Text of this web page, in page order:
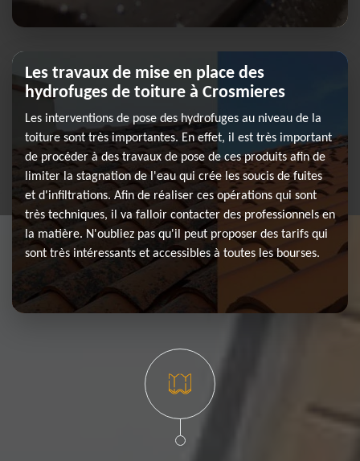
Les travaux de mise en place des
hydrofuges de toiture à Crosmieres
Les interventions de pose des hydrofuges au niveau de la
toiture sont très importantes. En effet, il est très important
de procéder à des travaux de pose de ces produits afin de
limiter la stagnation de l'eau qui crée les soucis de fuites
et d'infiltrations. Afin de réaliser ces opérations qui sont
très techniques, il va falloir contacter des professionnels en
la matière. N'oubliez pas qu'il peut proposer des tarifs qui
sont très intéressants et accessibles à toutes les bourses.